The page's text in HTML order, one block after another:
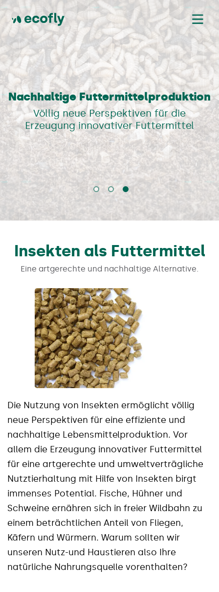
Insekten als Tierfutter
Für artgerechte und nachhaltige
Tierfütterung
Natürliche Nahrungsquelle
Verträgliche Futtermittel für Nutz- und
Heimtiere
Nachhaltige Futtermittelproduktion
Völlig neue Perspektiven für die
Erzeugung innovativer Futtermittel
Insekten als Futtermittel
Eine artgerechte und nachhaltige Alternative.
Die Nutzung von Insekten ermöglicht völlig
neue Perspektiven für eine effiziente und
nachhaltige Lebensmittelproduktion. Vor
allem die Erzeugung innovativer Futtermittel
für eine artgerechte und umweltverträgliche
Nutztierhaltung mit Hilfe von Insekten birgt
immenses Potential. Fische, Hühner und
Schweine ernähren sich in freier Wildbahn zu
einem beträchtlichen Anteil von Fliegen,
Käfern und Würmern. Warum sollten wir
unseren Nutz-und Haustieren also Ihre
natürliche Nahrungsquelle vorenthalten?